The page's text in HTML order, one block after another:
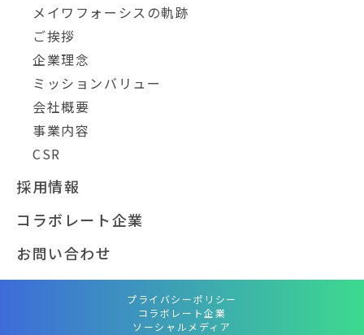
メイワフォーシスの軌跡
ご挨拶
企業理念
ミッションバリュー
会社概要
事業内容
CSR
採用情報
コラボレート企業
お問い合わせ
プライバシーポリシー
コラボレート企業
ソーシャルメディア